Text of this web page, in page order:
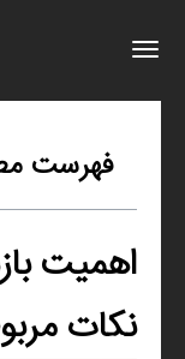
فهرست
اهمیت
نکات